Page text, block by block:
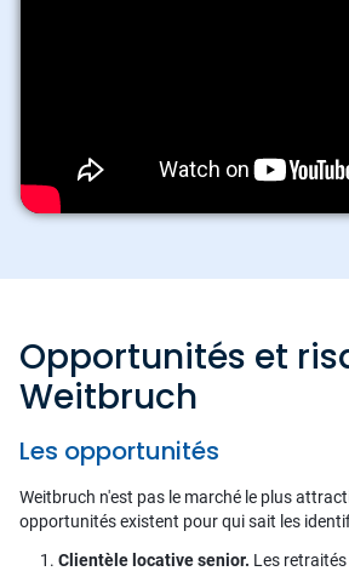
Opportunités et
Weitbruch
Les opportunités
Weitbruch n'est pas le marché le plus
opportunités existent pour qui sait les
Clientèle locative senior. Les